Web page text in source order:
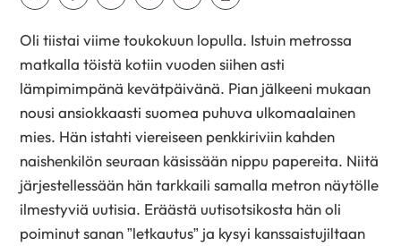
Oli tiistai viime toukokuun lopulla. Istuin metrossa
matkalla töistä kotiin vuoden siihen asti
lämpimimpänä kevätpäivänä. Pian jälkeeni mukaan
nousi ansiokkaasti suomea puhuva ulkomaalainen
mies. Hän istahti viereiseen penkkiriviin kahden
naishenkilön seuraan käsissään nippu papereita. Niitä
järjestellessään hän tarkkaili samalla metron näytölle
ilmestyviä uutisia. Eräästä uutisotsikosta hän oli
poiminut sanan ”letkautus” ja kysyi kanssaistujiltaan